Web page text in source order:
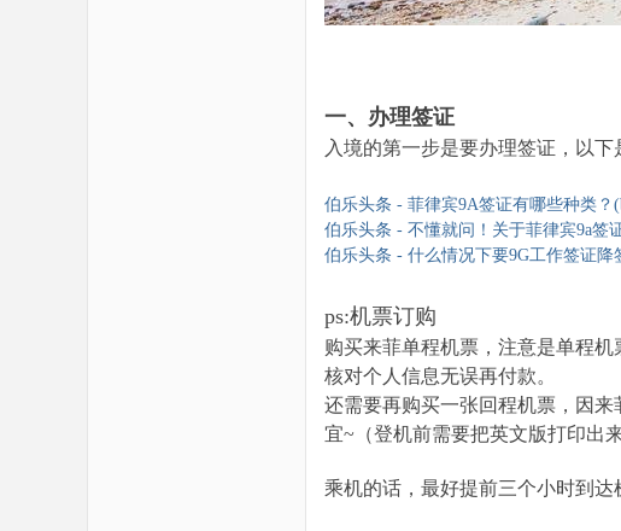
一、办理签证
入境的第一步是要办理签证，以下
伯乐头条 - 菲律宾9A签证有哪些种类？
伯乐头条 - 不懂就问！关于菲律宾9a签
伯乐头条 - 什么情况下要9G工作签证降
ps:机票订购
购买来菲单程机票，注意是单程
核对个人信息无误再付款。
还需要再购买一张回程机票，因
宜~（登机前需要把英文版打印出
乘机的话，最好提前三个小时到达